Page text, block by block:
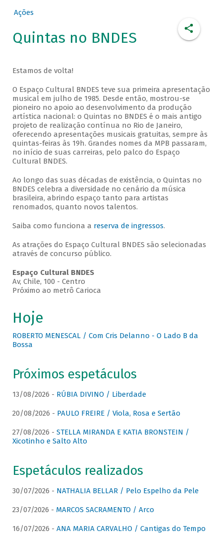
Ações
Quintas no BNDES
Estamos de volta!
O Espaço Cultural BNDES teve sua primeira apresentação
musical em julho de 1985. Desde então, mostrou-se
pioneiro no apoio ao desenvolvimento da produção
artística nacional: o Quintas no BNDES é o mais antigo
projeto de realização contínua no Rio de Janeiro,
oferecendo apresentações musicais gratuitas, sempre às
quintas-feiras às 19h. Grandes nomes da MPB passaram,
no início de suas carreiras, pelo palco do Espaço
Cultural BNDES.
Ao longo das suas décadas de existência, o Quintas no
BNDES celebra a diversidade no cenário da música
brasileira, abrindo espaço tanto para artistas
renomados, quanto novos talentos.
Saiba como funciona a reserva de ingressos.
As atrações do Espaço Cultural BNDES são selecionadas
através de concurso público.
Espaço Cultural BNDES
Av, Chile, 100 - Centro
Próximo ao metrô Carioca
Hoje
ROBERTO MENESCAL / Com Cris Delanno - O Lado B da
Bossa
Próximos espetáculos
13/08/2026 - RÚBIA DIVINO / Liberdade
20/08/2026 - PAULO FREIRE / Viola, Rosa e Sertão
27/08/2026 - STELLA MIRANDA E KATIA BRONSTEIN /
Xicotinho e Salto Alto
Espetáculos realizados
30/07/2026 - NATHALIA BELLAR / Pelo Espelho da Pele
23/07/2026 - MARCOS SACRAMENTO / Arco
16/07/2026 - ANA MARIA CARVALHO / Cantigas do Tempo